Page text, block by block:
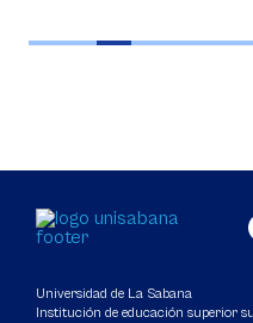
Universidad de La Sabana
Institución de educación superior